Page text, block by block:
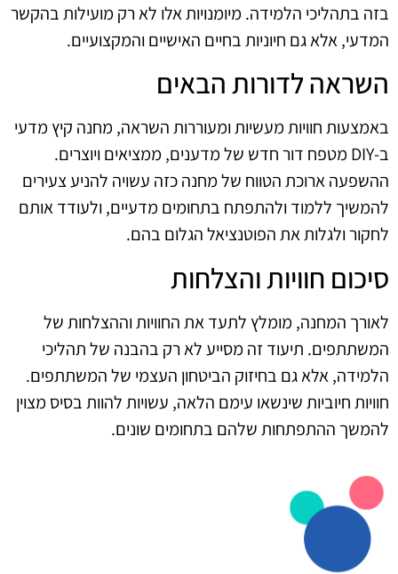
בזה בתהליכי הלמידה. מיומנויות אלו לא רק מועילות בהקשר
המדעי, אלא גם חיוניות בחיים האישיים והמקצועיים.
השראה לדורות הבאים
באמצעות חוויות מעשיות ומעוררות השראה, מחנה קיץ מדעי
ב‑DIY מטפח דור חדש של מדענים, ממציאים ויוצרים.
ההשפעה ארוכת הטווח של מחנה כזה עשויה להניע צעירים
להמשיך ללמוד ולהתפתח בתחומים מדעיים, ולעודד אותם
לחקור ולגלות את הפוטנציאל הגלום בהם.
סיכום חוויות והצלחות
לאורך המחנה, מומלץ לתעד את החוויות וההצלחות של
המשתתפים. תיעוד זה מסייע לא רק בהבנה של תהליכי
הלמידה, אלא גם בחיזוק הביטחון העצמי של המשתתפים.
חוויות חיוביות שינשאו עימם הלאה, עשויות להוות בסיס מצוין
להמשך ההתפתחות שלהם בתחומים שונים.